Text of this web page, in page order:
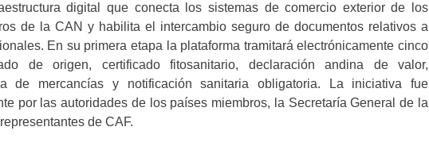
digital que conecta los sistemas de comercio exterior de los
de la CAN y habilita el intercambio seguro de documentos relativos a
En su primera etapa la plataforma tramitará electrónicamente cinco
de origen, certificado fitosanitario, declaración andina de valor,
de mercancías y notificación sanitaria obligatoria. La iniciativa fue
por las autoridades de los países miembros, la Secretaría General de la
de CAF.